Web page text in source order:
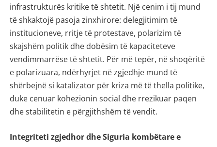
infrastrukturës kritike të shtetit. Një cenim i tij mund
të shkaktojë pasoja zinxhirore: delegjitimim të
institucioneve, rritje të protestave, polarizim të
skajshëm politik dhe dobësim të kapaciteteve
vendimmarrëse të shtetit. Për më tepër, në shoqëritë
e polarizuara, ndërhyrjet në zgjedhje mund të
shërbejnë si katalizator për kriza më të thella politike,
duke cenuar kohezionin social dhe rrezikuar paqen
dhe stabilitetin e përgjithshëm të vendit.
Integriteti zgjedhor dhe Siguria kombëtare e